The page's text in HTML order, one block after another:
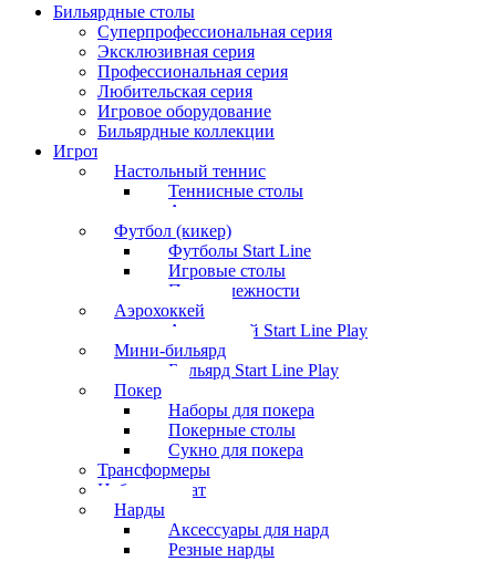
Бильярдные столы
Суперпрофессиональная серия
Эксклюзивная серия
Профессиональная серия
Любительская серия
Игровое оборудование
Бильярдные коллекции
Игротека
Настольный теннис
Теннисные столы
Аксессуары
Футбол (кикер)
Футболы Start Line
Игровые столы
Принадлежности
Аэрохоккей
Аэрохоккей Start Line Play
Мини-бильярд
Бильярд Start Line Play
Покер
Наборы для покера
Покерные столы
Сукно для покера
Трансформеры
Набор шахмат
Нарды
Аксессуары для нард
Резные нарды